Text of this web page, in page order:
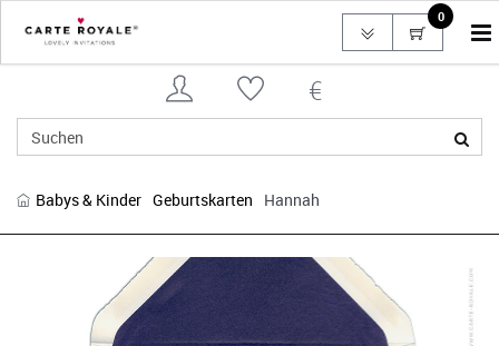
0
Babys & Kinder Geburtskarten Hannah